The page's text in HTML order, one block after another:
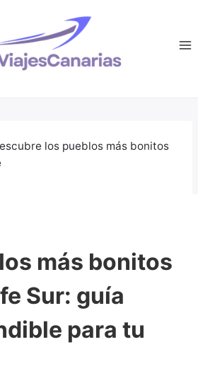
los pueblos más bonitos
más bonitos
Sur: guía
para tu